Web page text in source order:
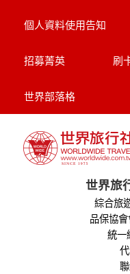
個人資料使用告知
招募菁英 刷
世界部落格
世界旅
綜合旅
品保協
統一